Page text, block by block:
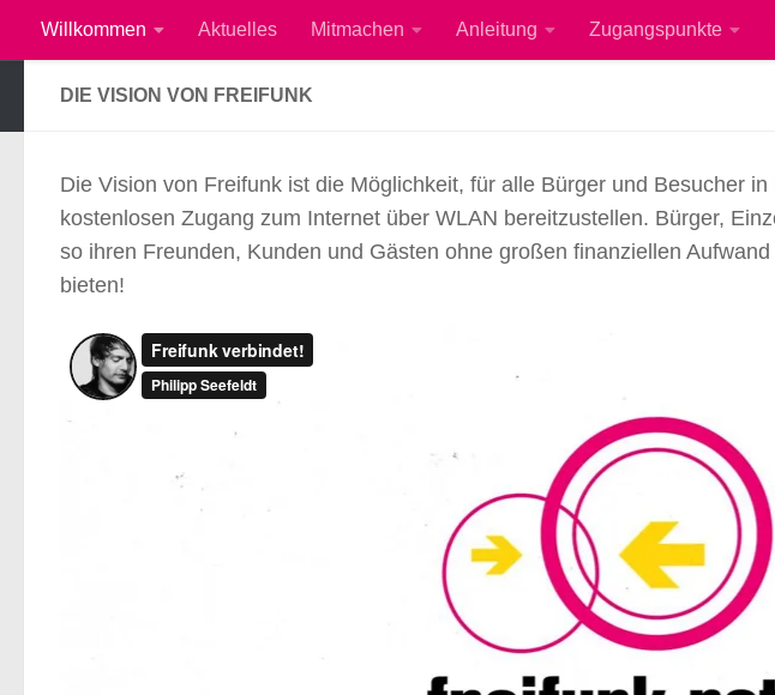
Zum Inhalt springen
Willkommen Aktuelles Mitmachen Anleitung Zugangspunkte
DIE VISION VON FREIFUNK
Die Vision von Freifunk ist die Möglichkeit, für alle Bürger und Besucher
kostenlosen Zugang zum Internet über WLAN bereitzustellen. Bürger,
so ihren Freunden, Kunden und Gästen ohne großen finanziellen
bieten!